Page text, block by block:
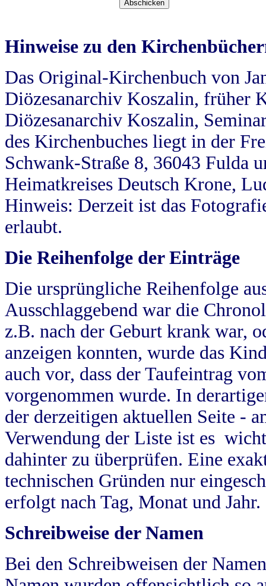
Hinweise zu den
Das Original-Kirchenbuch von
Diözesanarchiv Koszalin, früher
Diözesanarchiv Koszalin,
des Kirchenbuches liegt in der
Schwank-Straße 8, 36043 Fulda
Heimatkreises Deutsch Krone,
Hinweis: Derzeit ist das
erlaubt.
Die Reihenfolge der Einträge
Die ursprüngliche Reihenfolge
Ausschlaggebend war die
z.B. nach der Geburt krank war,
anzeigen konnten, wurde das
auch vor, dass der Taufeintrag
vorgenommen wurde. In
der derzeitigen aktuellen Seite -
Verwendung der Liste ist es
dahinter zu überprüfen. Eine
technischen Gründen nur
erfolgt nach Tag, Monat und Jahr.
Schreibweise der Namen
Bei den Schreibweisen der